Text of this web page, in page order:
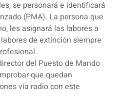
se personará e identificará
(PMA). La persona que
les asignará las labores a
de extinción siempre
del Puesto de Mando
que quedan
vía radio con este